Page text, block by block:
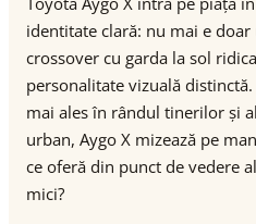
identitate clară: nu mai e
crossover cu garda la sol
personalitate vizuală
mai ales în rândul tinerilor și
urban, Aygo X mizează pe
ce oferă din punct de vedere
mici?